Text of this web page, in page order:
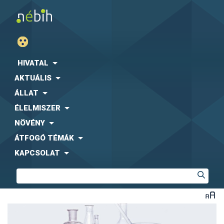
HIVATAL
AKTUÁLIS
ÁLLAT
ÉLELMISZER
NÖVÉNY
ÁTFOGÓ TÉMÁK
KAPCSOLAT